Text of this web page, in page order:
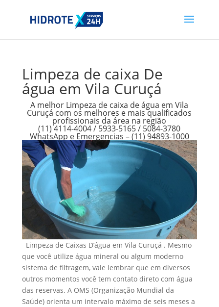
Limpeza de caixa De
água em Vila Curuçá
A melhor Limpeza de caixa de água em Vila
Curuçá com os melhores e mais qualificados
profissionais da área na região
(11) 4114-4004 / 5933-5165 / 5084-3780
WhatsApp e Emergencias – (11) 94893-1000
Limpeza de Caixas D’água em Vila Curuçá . Mesmo
que você utilize água mineral ou algum moderno
sistema de filtragem, vale lembrar que em diversos
outros momentos você tem contato direto com água
das reservas. A OMS (Organização Mundial da
Saúde) orienta um intervalo máximo de seis meses a